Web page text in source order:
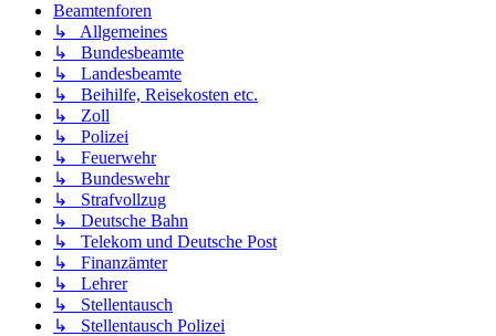
Beamtenforen
↳ Allgemeines
↳ Bundesbeamte
↳ Landesbeamte
↳ Beihilfe, Reisekosten etc.
↳ Zoll
↳ Polizei
↳ Feuerwehr
↳ Bundeswehr
↳ Strafvollzug
↳ Deutsche Bahn
↳ Telekom und Deutsche Post
↳ Finanzämter
↳ Lehrer
↳ Stellentausch
↳ Stellentausch Polizei